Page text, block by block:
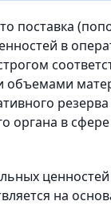
поставка
в
объемами
резерва
органа в
на